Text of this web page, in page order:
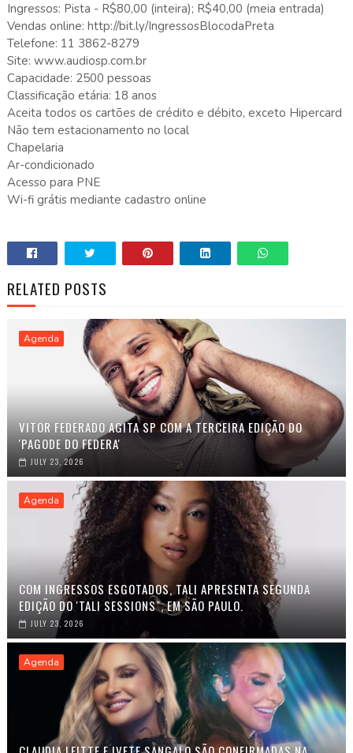
Ingressos: Pista - R$80,00 (inteira); R$40,00 (meia entrada)
Vendas online: http://bit.ly/IngressosBlocodaPreta
Telefone: 11 3862-8279
Site: www.audiosp.com.br
Capacidade: 2500 pessoas
Classificação etária: 18 anos
Aceita todos os cartões de crédito e débito, exceto Hipercard
Não tem estacionamento no local
Chapelaria
Ar-condicionado
Acesso para PNE
Wi-fi grátis mediante cadastro online
RELATED POSTS
Agenda
VITOR FEDERADO AGITA SP COM A TERCEIRA EDIÇÃO DO
'PAGODE DO FEDERA'
JULY 23, 2026
Agenda
COM INGRESSOS ESGOTADOS, TALI APRESENTA SEGUNDA
EDIÇÃO DO 'TALI SESSIONS", EM SÃO PAULO.
JULY 23, 2026
Agenda